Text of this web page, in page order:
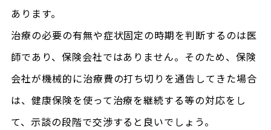
あります。
治療の必要の有無や症状固定の時期を判断するのは医
師であり、保険会社ではありません。そのため、保険
会社が機械的に治療費の打ち切りを通告してきた場合
は、健康保険を使って治療を継続する等の対応をし
て、示談の段階で交渉すると良いでしょう。